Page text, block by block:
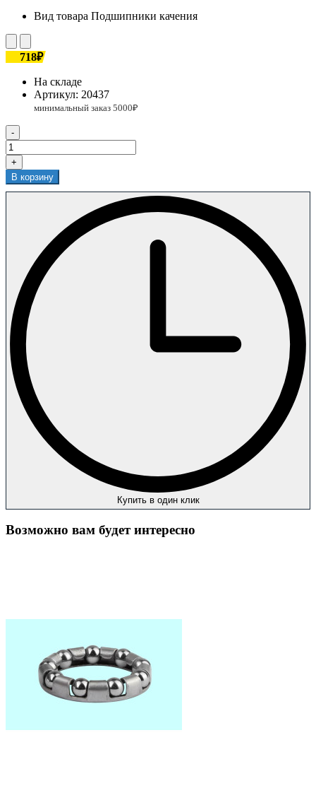
Вид товара Подшипники качения
718₽
На складе
Артикул: 20437
-
+
В корзину
Купить в один клик
Возможно вам будет интересно